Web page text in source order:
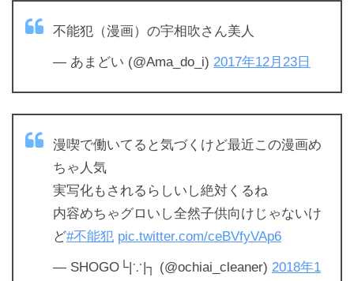
不能犯（漫画）の宇相吹さん美人
— あまどい (@Ama_do_i) 2017年12月23日
漫喫で働いてると気づくけど最近この漫画め
ちゃ人気
実写化もされるらしいし絶対くるね
内容めちゃグロいし全然子供向けじゃないけ
ど#不能犯 pic.twitter.com/ceBVfyVAp6
— SHOGO└|∵|┐ (@ochiai_cleaner) 2018年1